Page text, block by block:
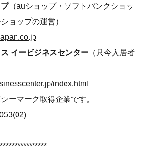
（auショップ・ソフトバンクショッ
ョップの運営）
イービジネスセンター （只今入居者
index.html
ーマーク取得企業です。